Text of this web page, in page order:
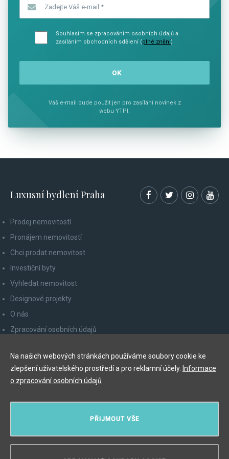
Souhlasím se zpracováním osobních údajů a
zasíláním obchodních sdělení (plné znění)
Váš e-mail bude použit jen pro zasílání novinek z
webu YTPI.
Luxusní bydlení Praha
Prodej nemovitostí
Pronájem nemovitostí
Chci prodat nemovitost
Investiční byty
Vyhledat nemovitost
Designové projekty
O nás
Zpracování osobních údajů
Odhlášení z newsletteru
Myslíková 245/3, 110 00 Praha 1
PŘIJMOUT VŠE
Na našich webových stránkách používáme soubory cookie ke
zlepšení uživatelského prostředí a pro reklamní účely. Informace
o zpracování osobních údajů